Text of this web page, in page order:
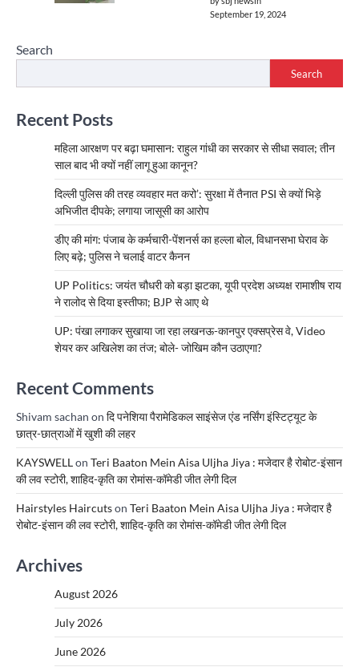
September 19, 2024
Search
Search
Recent Posts
महिला आरक्षण पर बढ़ा घमासान: राहुल गांधी का सरकार से सीधा सवाल; तीन
साल बाद भी क्यों नहीं लागू हुआ कानून?
दिल्ली पुलिस की तरह व्यवहार मत करो’: सुरक्षा में तैनात PSI से क्यों भिड़े
अभिजीत दीपके; लगाया जासूसी का आरोप
डीए की मांग: पंजाब के कर्मचारी-पेंशनर्स का हल्ला बोल, विधानसभा घेराव के
लिए बढ़े; पुलिस ने चलाई वाटर कैनन
UP Politics: जयंत चौधरी को बड़ा झटका, यूपी प्रदेश अध्यक्ष रामाशीष राय
ने रालोद से दिया इस्तीफा; BJP से आए थे
UP: पंखा लगाकर सुखाया जा रहा लखनऊ-कानपुर एक्सप्रेस वे, Video
शेयर कर अखिलेश का तंज; बोले- जोखिम कौन उठाएगा?
Recent Comments
Shivam sachan on दि पनेशिया पैरामेडिकल साइंसेज एंड नर्सिंग इंस्टिट्यूट के
छात्र-छात्राओं में खुशी की लहर
KAYSWELLon Teri Baaton Mein Aisa Uljha Jiya : मजेदार है रोबोट-इंसान
की लव स्टोरी, शाहिद-कृति का रोमांस-कॉमेडी जीत लेगी दिल
Hairstyles Haircutson Teri Baaton Mein Aisa Uljha Jiya : मजेदार है
रोबोट-इंसान की लव स्टोरी, शाहिद-कृति का रोमांस-कॉमेडी जीत लेगी दिल
Archives
August 2026
July 2026
June 2026